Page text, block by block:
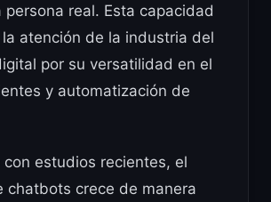
persona real. Esta capacidad
atención de la industria del
por su versatilidad en el
y automatización de
con estudios recientes, el
chatbots crece de manera